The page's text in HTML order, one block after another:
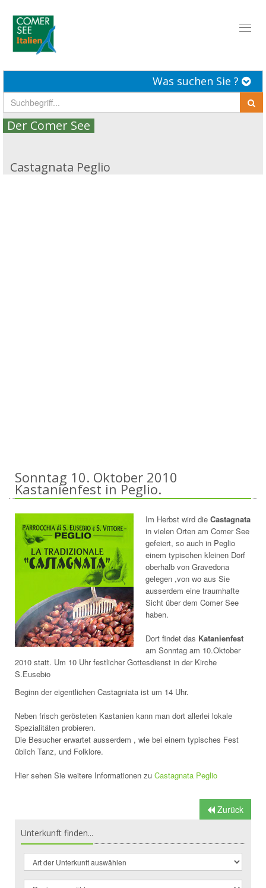
Was suchen Sie ?
Der Comer See
Castagnata Peglio
Sonntag 10. Oktober 2010
Kastanienfest in Peglio.
Im Herbst wird die Castagnata
in vielen Orten am Comer See
gefeiert, so auch in Peglio
einem typischen kleinen Dorf
oberhalb von Gravedona
gelegen ,von wo aus Sie
ausserdem eine traumhafte
Sicht über dem Comer See
haben.
Dort findet das Katanienfest
am Sonntag am 10.Oktober
2010 statt. Um 10 Uhr festlicher Gottesdienst in der Kirche
S.Eusebio
Beginn der eigentlichen Castagniata ist um 14 Uhr.
Neben frisch gerösteten Kastanien kann man dort allerlei lokale
Spezialitäten probieren.
Die Besucher erwartet ausserdem , wie bei einem typisches Fest
üblich Tanz, und Folklore.
Hier sehen Sie weitere Informationen zu Castagnata Peglio
Zurück
Unterkunft finden...